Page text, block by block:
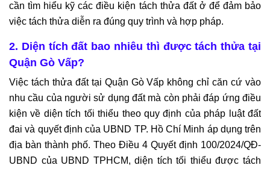
cần tìm hiểu kỹ các điều kiện tách thửa đất ở để đảm bảo
việc tách thửa diễn ra đúng quy trình và hợp pháp.
2. Diện tích đất bao nhiêu thì được tách thửa tại
Quận Gò Vấp?
Việc tách thửa đất tại Quận Gò Vấp không chỉ căn cứ vào
nhu cầu của người sử dụng đất mà còn phải đáp ứng điều
kiện về diện tích tối thiểu theo quy định của pháp luật đất
đai và quyết định của UBND TP. Hồ Chí Minh áp dụng trên
địa bàn thành phố. Theo Điều 4 Quyết định 100/2024/QĐ-
UBND của UBND TPHCM, diện tích tối thiểu được tách